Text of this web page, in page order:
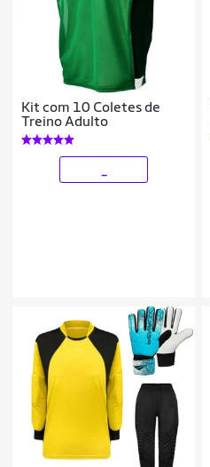
Kit com 10 Coletes de
Treino Adulto